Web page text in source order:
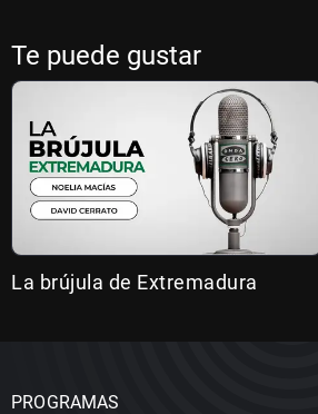
Te puede gustar
La brújula de Extremadura
PROGRAMAS